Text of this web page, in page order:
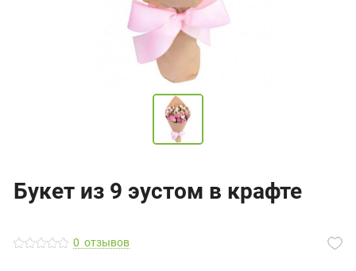
Букет из 9 эустом в крафте
0 отзывов